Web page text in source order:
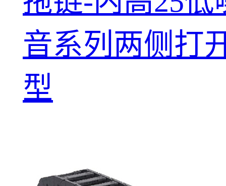
音系列两侧打
型